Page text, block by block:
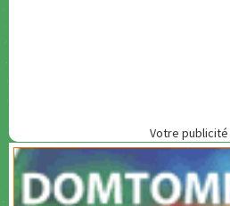
Votre publicité